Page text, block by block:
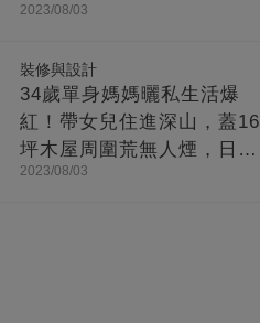
口哭了
2023/08/03
裝修與設計
34歲單身媽媽曬私生活爆
紅！帶女兒住進深山，蓋16
坪木屋周圍荒無人煙，日子
快活似神仙
2023/08/03